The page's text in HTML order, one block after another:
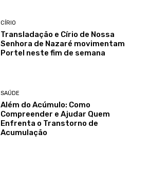
CÍRIO
Transladação e Círio de Nossa
Senhora de Nazaré movimentam
Portel neste fim de semana
SAÚDE
Além do Acúmulo: Como
Compreender e Ajudar Quem
Enfrenta o Transtorno de
Acumulação